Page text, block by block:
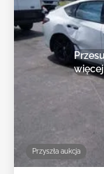
Przyszła aukcja